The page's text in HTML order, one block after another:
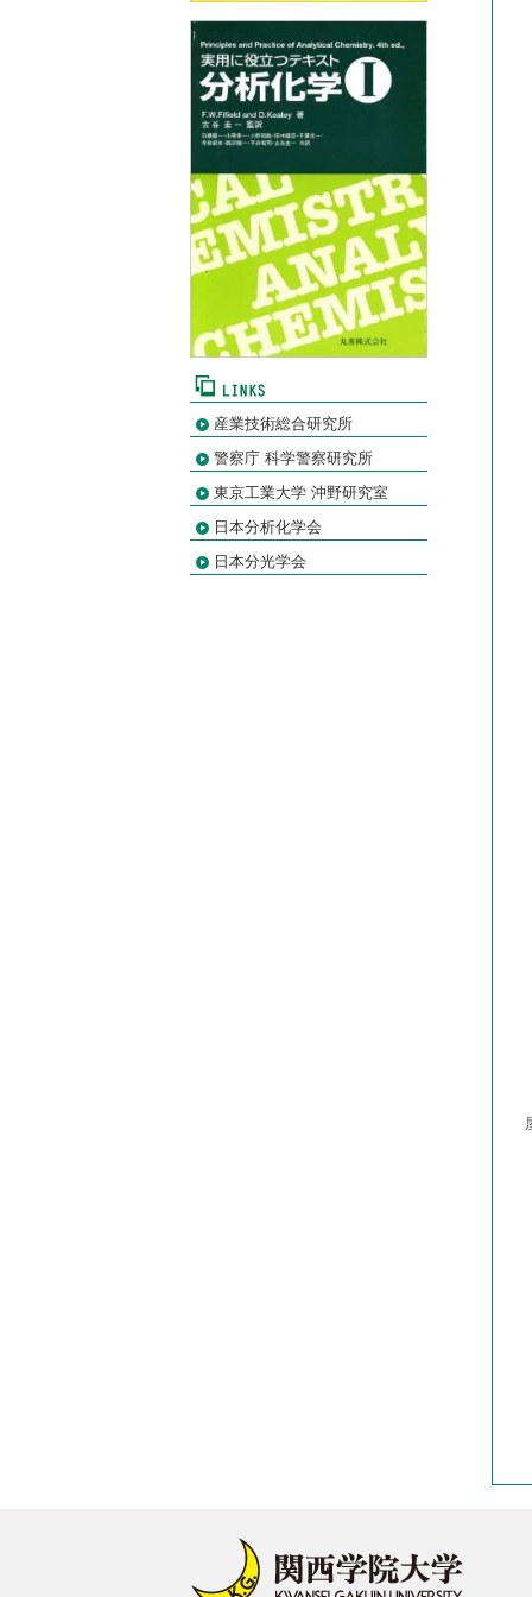
産業技術総合研究所
警察庁 科学警察研究所
東京工業大学 沖野研究室
日本分析化学会
日本分光学会